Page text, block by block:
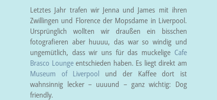
Letztes Jahr trafen wir Jenna und James mit ihren
Zwillingen und Florence der Mopsdame in Liverpool.
Ursprünglich wollten wir draußen ein bisschen
fotografieren aber huuuu, das war so windig und
ungemütlich, dass wir uns für das muckelige Cafe
Brasco Loungeentschieden haben. Es liegt direkt am
Museum of Liverpool und der Kaffee dort ist
wahnsinnig lecker – uuuund – ganz wichtig: Dog
friendly.